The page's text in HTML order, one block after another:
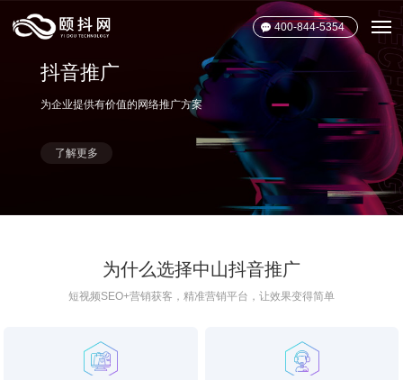
400-844-5354
抖音推广
为企业提供有价值的网络推广方案
为什么选择中山抖音推广
短视频SEO+营销获客，精准营销平台，让效果变得简单